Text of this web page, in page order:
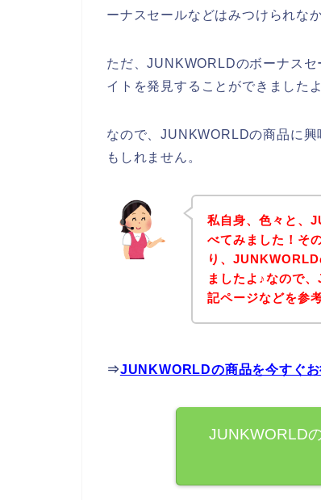
ーナスセールなどはみつけられな
ただ、JUNKWORLDのボーナス
イトを発見することができました
なので、JUNKWORLDの商品に
もしれません。
私自身、色々と、
べてみました！そ
り、
ましたよ♪なので
記ページなどを参
⇒JUNKWORLDの商品を今すぐ
JUNKWORLD